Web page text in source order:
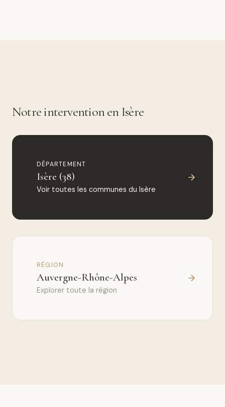
Notre intervention en Isère
DÉPARTEMENT
Isère (38)
Voir toutes les communes du Isère
RÉGION
Auvergne-Rhône-Alpes
Explorer toute la région